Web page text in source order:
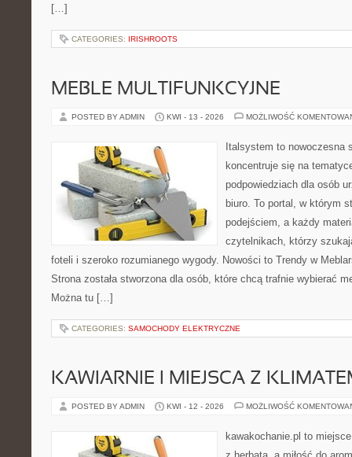
[…]
CATEGORIES: IRISHROOTS
MEBLE MULTIFUNKCYJNE
POSTED BY ADMIN KWI - 13 - 2026 MOŻLIWOŚĆ
Italsystem to nowoczesna
koncentruje się na
podpowiedziach dla osób
biuro. To portal, w którym
podejściem, a każdy
czytelnikach, którzy
foteli i szeroko rozumianego wygody. Nowości to Trendy w
Strona została stworzona dla osób, które chcą trafnie wybierać
Można tu […]
CATEGORIES: SAMOCHODY ELEKTRYCZNE
KAWIARNIE I MIEJSCA Z
POSTED BY ADMIN KWI - 12 - 2026 MOŻLIWOŚĆ
kawakochanie.pl to